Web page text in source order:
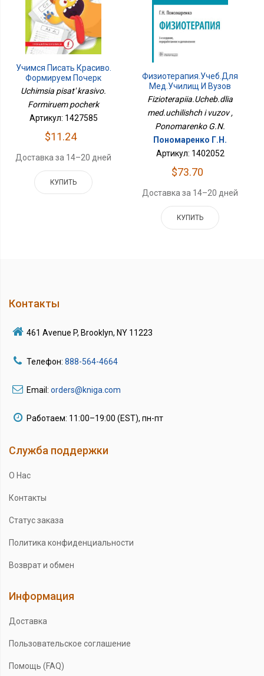
Учимся Писать Красиво.
Формируем Почерк
Uchimsia pisat' krasivo.
Formiruem pocherk
Артикул: 1427585
$11.24
Доставка за 14–20 дней
КУПИТЬ
Физиотерапия.Учеб.для
Мед.училищ И Вузов
Fizioterapiia.Ucheb.dlia
med.uchilishch i vuzov ,
Ponomarenko G.N.
Пономаренко Г.Н.
Артикул: 1402052
$73.70
Доставка за 14–20 дней
КУПИТЬ
Контакты
461 Avenue P, Brooklyn, NY 11223
Телефон: 888-564-4664
Email: orders@kniga.com
Работаем: 11:00–19:00 (EST), пн-пт
Служба поддержки
О Нас
Контакты
Статус заказа
Политика конфиденциальности
Возврат и обмен
Информация
Доставка
Пользовательское соглашение
Помощь (FAQ)